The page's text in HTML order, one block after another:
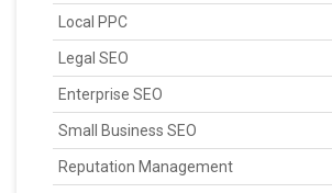
Local PPC
Legal SEO
Enterprise SEO
Small Business SEO
Reputation Management